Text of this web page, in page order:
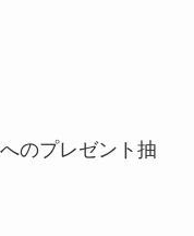
のプレゼント抽